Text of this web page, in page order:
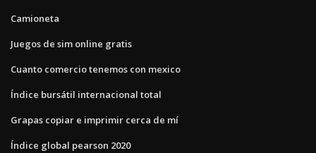
Camioneta
Juegos de sim online gratis
Cuanto comercio tenemos con mexico
Índice bursátil internacional total
Grapas copiar e imprimir cerca de mí
Índice global pearson 2020